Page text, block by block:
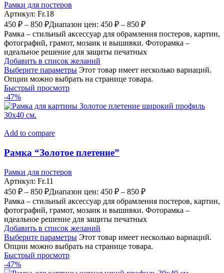
Рамки для постеров
Артикул: Fr.18
450 ₽ – 850 ₽Диапазон цен: 450 ₽ – 850 ₽
Рамка – стильный аксессуар для обрамления постеров, картин,
фотографий, грамот, мозаик и вышивки. Фоторамка –
идеальное решение для защиты печатных
Добавить в список желаний
Выберите параметры Этот товар имеет несколько вариаций.
Опции можно выбрать на странице товара.
Быстрый просмотр
-47%
Add to compare
Рамка “Золотое плетение”
Рамки для постеров
Артикул: Fr.11
450 ₽ – 850 ₽Диапазон цен: 450 ₽ – 850 ₽
Рамка – стильный аксессуар для обрамления постеров, картин,
фотографий, грамот, мозаик и вышивки. Фоторамка –
идеальное решение для защиты печатных
Добавить в список желаний
Выберите параметры Этот товар имеет несколько вариаций.
Опции можно выбрать на странице товара.
Быстрый просмотр
-47%